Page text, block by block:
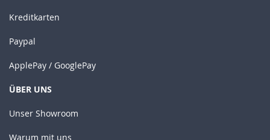
Kreditkarten
Paypal
ApplePay / GooglePay
ÜBER UNS
Unser Showroom
Warum mit uns